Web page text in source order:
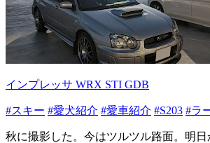
インプレッサ WRX STI GDB
#スキー #愛犬紹介 #愛車紹介 #S203 #ラ
秋に撮影した。今はツルツル路面。明